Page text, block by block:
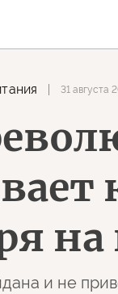
31 августа
и не